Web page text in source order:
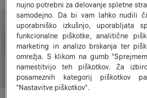
Znamka:
GORENJE
Gorenje
Na zalogi
Že od
23 74€×
ali 569,99 €
nujno potrebni za delovanje spletne
samodejno. Da bi vam lahko nudili
uporabniško izkušnjo, uporabljata
funkcionalne piškotke, analitične
marketing in analizo brskanja ter
omrežja. S klikom na gumb
namestitvijo teh piškotkov. Za
posameznih kategorij piškotkov
"Nastavitve piškotkov".